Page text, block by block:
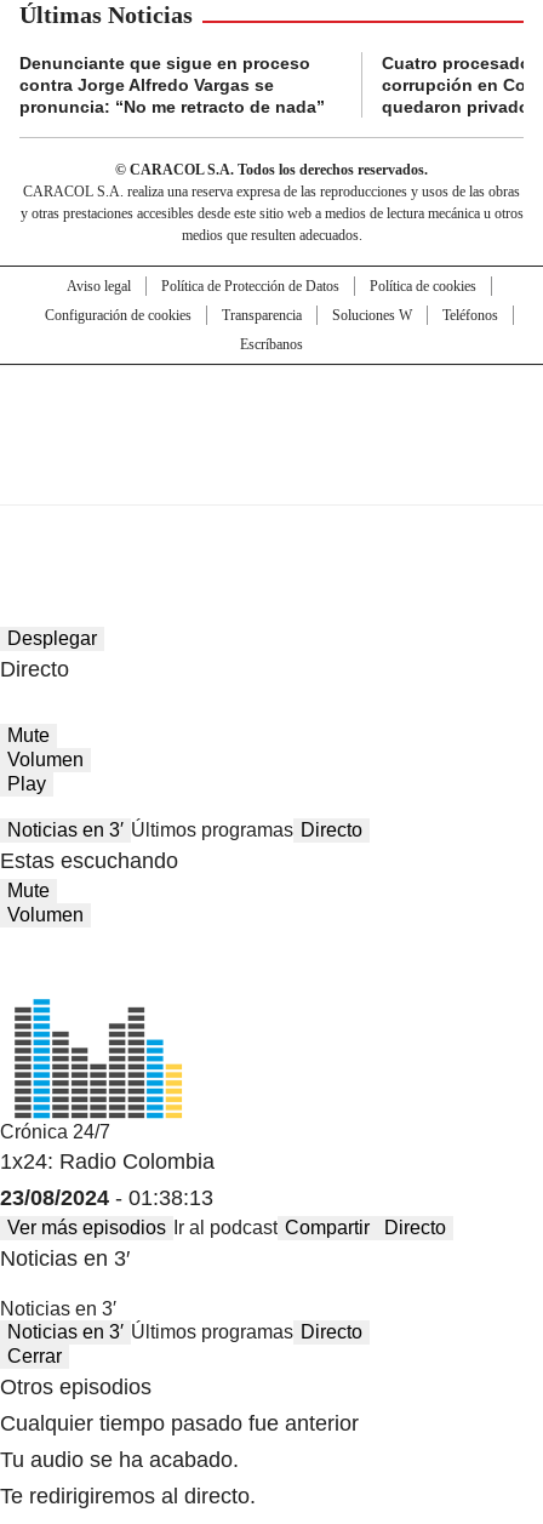
Últimas Noticias
Denunciante que sigue en proceso
contra Jorge Alfredo Vargas se
pronuncia: “No me retracto de nada”
Cuatro
corrupción en
quedaron
© CARACOL S.A. Todos los derechos reservados.
CARACOL S.A. realiza una reserva expresa de las reproducciones y usos de las obras
y otras prestaciones accesibles desde este sitio web a medios de lectura mecánica u otros
medios que resulten adecuados.
Aviso legal Política de Protección de Datos
Política de cookies
Configuración de cookies
Transparencia Soluciones W
Teléfonos
Escríbanos
Desplegar
Directo
Mute
Volumen
Play
Noticias en 3′ Últimos programas Directo
Estas escuchando
Mute
Volumen
Crónica 24/7
1x24: Radio Colombia
23/08/2024 - 01:38:13
Ver más episodios Ir al podcast Compartir Directo
Noticias en 3′
Noticias en 3′
Noticias en 3′ Últimos programas Directo
Cerrar
Otros episodios
Cualquier tiempo pasado fue anterior
Tu audio se ha acabado.
Te redirigiremos al directo.